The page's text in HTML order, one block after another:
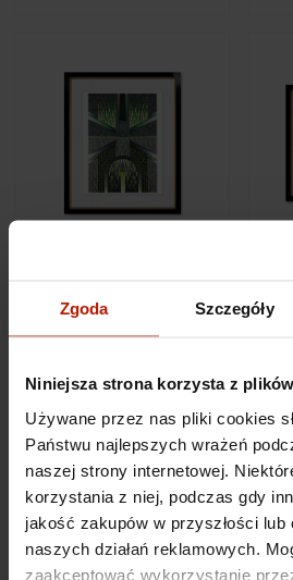
Zgoda Szczegóły
Niniejsza strona korzysta z
Używane przez nas pliki cookies
Państwu najlepszych wrażeń
naszej strony internetowej.
korzystania z niej, podczas gdy
jakość zakupów w przyszłości
naszych działań reklamowych.
zaakceptować wykorzystanie